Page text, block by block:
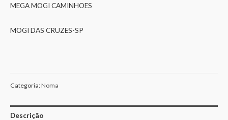
MEGA MOGI CAMINHOES
MOGI DAS CRUZES-SP
Categoria:Noma
Descrição